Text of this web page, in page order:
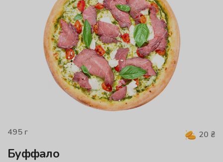
495 г 20 ₴
Буффало